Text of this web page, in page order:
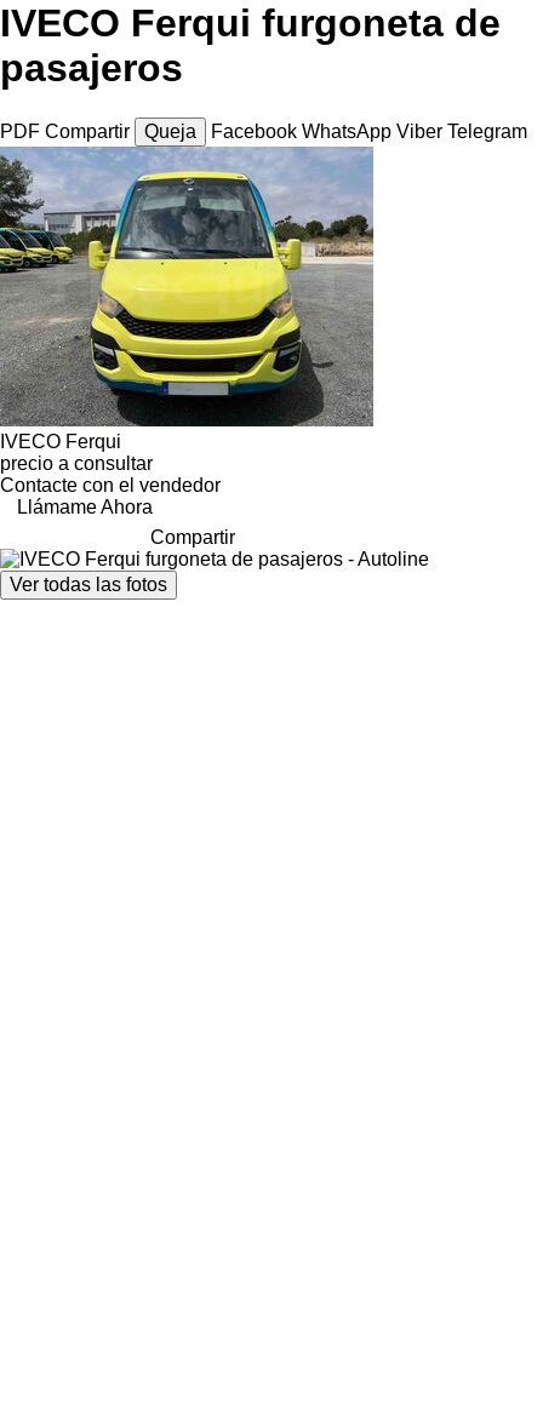
IVECO Ferqui furgoneta de
pasajeros
PDF Compartir Queja Facebook WhatsApp Viber Telegram
IVECO Ferqui
precio a consultar
Contacte con el vendedor
Llámame Ahora
Compartir
Ver todas las fotos